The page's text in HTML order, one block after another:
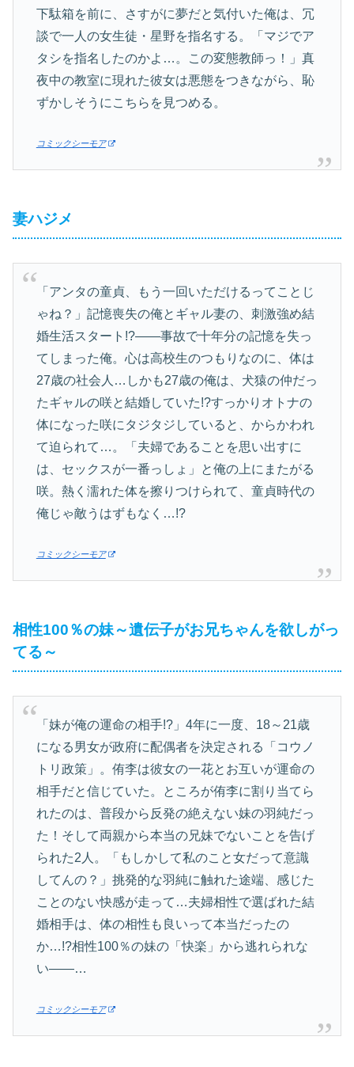
下駄箱を前に、さすがに夢だと気付いた俺は、冗
談で一人の女生徒・星野を指名する。「マジでア
タシを指名したのかよ…。この変態教師っ！」真
夜中の教室に現れた彼女は悪態をつきながら、恥
ずかしそうにこちらを見つめる。
コミックシーモア
妻ハジメ
「アンタの童貞、もう一回いただけるってことじ
ゃね？」記憶喪失の俺とギャル妻の、刺激強め結
婚生活スタート!?――事故で十年分の記憶を失っ
てしまった俺。心は高校生のつもりなのに、体は
27歳の社会人…しかも27歳の俺は、犬猿の仲だっ
たギャルの咲と結婚していた!?すっかりオトナの
体になった咲にタジタジしていると、からかわれ
て迫られて…。「夫婦であることを思い出すに
は、セックスが一番っしょ」と俺の上にまたがる
咲。熱く濡れた体を擦りつけられて、童貞時代の
俺じゃ敵うはずもなく…!?
コミックシーモア
相性100％の妹～遺伝子がお兄ちゃんを欲しがっ
てる～
「妹が俺の運命の相手!?」4年に一度、18～21歳
になる男女が政府に配偶者を決定される「コウノ
トリ政策」。侑李は彼女の一花とお互いが運命の
相手だと信じていた。ところが侑李に割り当てら
れたのは、普段から反発の絶えない妹の羽純だっ
た！そして両親から本当の兄妹でないことを告げ
られた2人。「もしかして私のこと女だって意識
してんの？」挑発的な羽純に触れた途端、感じた
ことのない快感が走って…夫婦相性で選ばれた結
婚相手は、体の相性も良いって本当だったの
か…!?相性100％の妹の「快楽」から逃れられな
い――…
コミックシーモア